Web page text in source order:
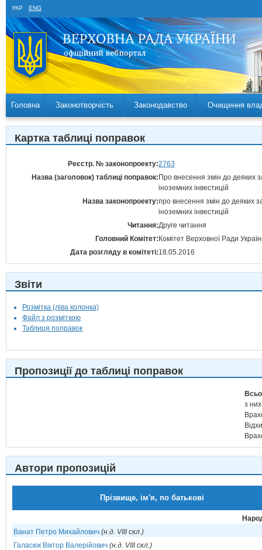
УКР ENG
Головна Законотворчість Законодавство Очищення
Картка таблиці поправок
Реєстр. № законопроекту:2763
Назва (заголовок) таблиці поправок: Про внесення змін до деяких
іноземних інвестицій
Назва законопроекту:про внесення змін до деяких
іноземних інвестицій
Читання:Друге читання
Головний Комітет: Комітет Верховної Ради
Дата розгляду в комітеті:18.05.2016
Звіти
Розмітка (ліва колонка)
Файл з розміткою
Таблиця поправок
Пропозиції до таблиці поправок
з
Автори пропозицій
Прізвище, ім'я, по батькові
Ванат Петро Михайлович (н.д. VIII скл.)
Галасюк Віктор Валерійович (н.д. VIII скл.)